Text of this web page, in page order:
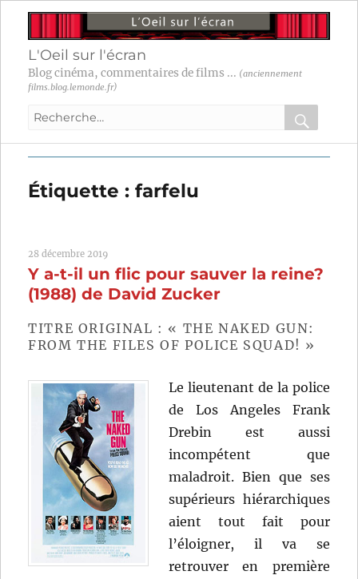
L'Oeil sur l'écran
Blog cinéma, commentaires de films ... (anciennement
films.blog.lemonde.fr)
Recherche
:
OK
Étiquette :farfelu
28 décembre 2019
Y a-t-il un flic pour sauver la reine?
(1988) de David Zucker
TITRE ORIGINAL : « THE NAKED GUN:
FROM THE FILES OF POLICE SQUAD! »
Le lieutenant de la police
de Los Angeles Frank
Drebin est aussi
incompétent que
maladroit. Bien que ses
supérieurs hiérarchiques
aient tout fait pour
l’éloigner, il va se
retrouver en première